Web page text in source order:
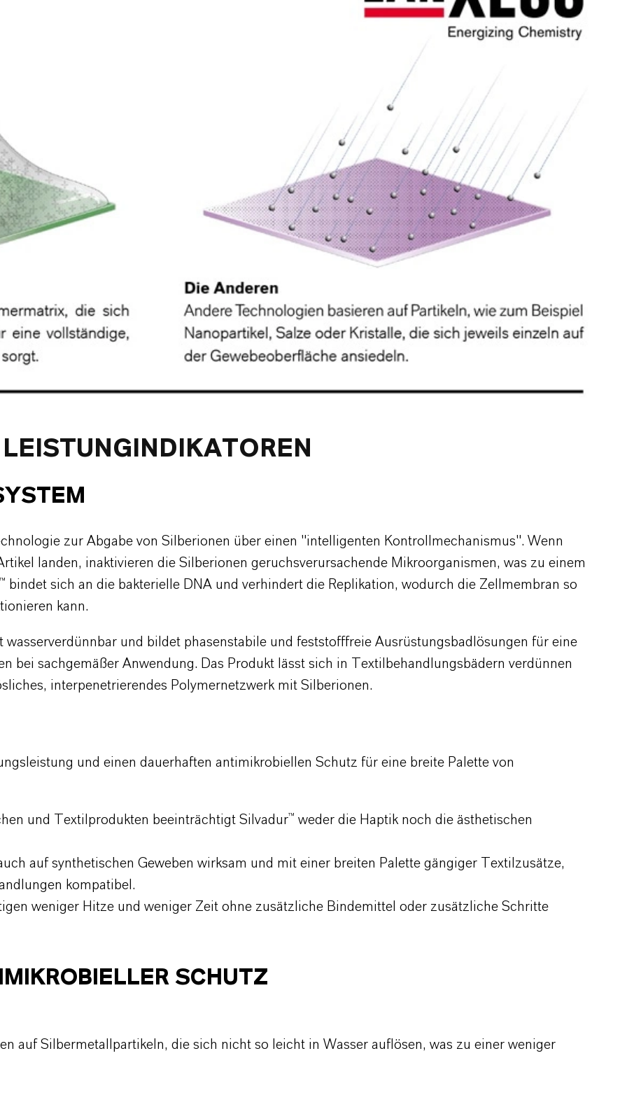
LEISTUNGINDIKATOREN
zur Abgabe von Silberionen über einen "intelligenten Kontrollmechanismus". Wenn
landen, inaktivieren die Silberionen geruchsverursachende Mikroorganismen, was zu einem
bindet sich an die bakterielle DNA und verhindert die Replikation, wodurch die Zellmembran so
kann.
und bildet phasenstabile und feststofffreie Ausrüstungsbadlösungen für eine
bei sachgemäßer Anwendung. Das Produkt lässt sich in Textilbehandlungsbädern verdünnen
interpenetrierendes Polymernetzwerk mit Silberionen.
und einen dauerhaften antimikrobiellen Schutz für eine breite Palette von
und Textilprodukten beeinträchtigt Silvadur™ weder die Haptik noch die ästhetischen
auf synthetischen Geweben wirksam und mit einer breiten Palette gängiger Textilzusätze,
kompatibel.
weniger Hitze und weniger Zeit ohne zusätzliche Bindemittel oder zusätzliche Schritte
SCHUTZ
auf Silbermetallpartikeln, die sich nicht so leicht in Wasser auflösen, was zu einer weniger